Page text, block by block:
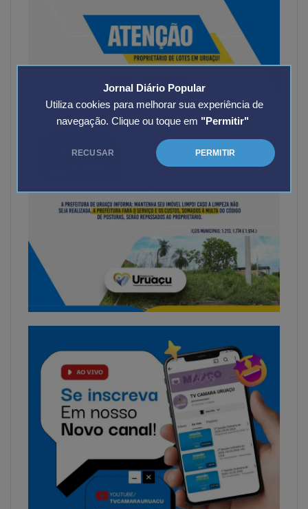
Jornal Diário Popular
Utiliza cookies para melhorar sua experiência de
navegação. Clique ou toque em "Permitir"
RECUSAR PERMITIR